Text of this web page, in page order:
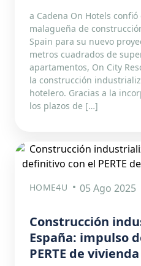
a Cadena On Hotels
malagueña de
Spain para su nuevo
metros cuadrados de
apartamentos, On City
la construcción
hotelero. Gracias a la
los plazos de […]
HOME4U 05 Ago 2025
Construcción
España: impulso
PERTE de